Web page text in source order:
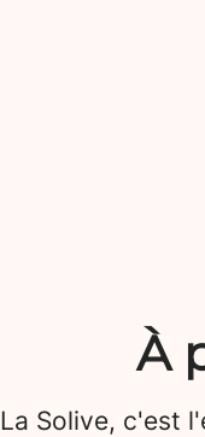
À
La Solive, c'est